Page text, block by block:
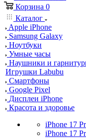
Корзина 0
Каталог
Apple iPhone
Samsung Galaxy
Ноутбуки
Умные часы
Наушники и
Игрушки Labubu
Смартфоны
Google Pixel
Дисплеи iPhone
Красота и здоровье
iPhone 17
iPhone 17